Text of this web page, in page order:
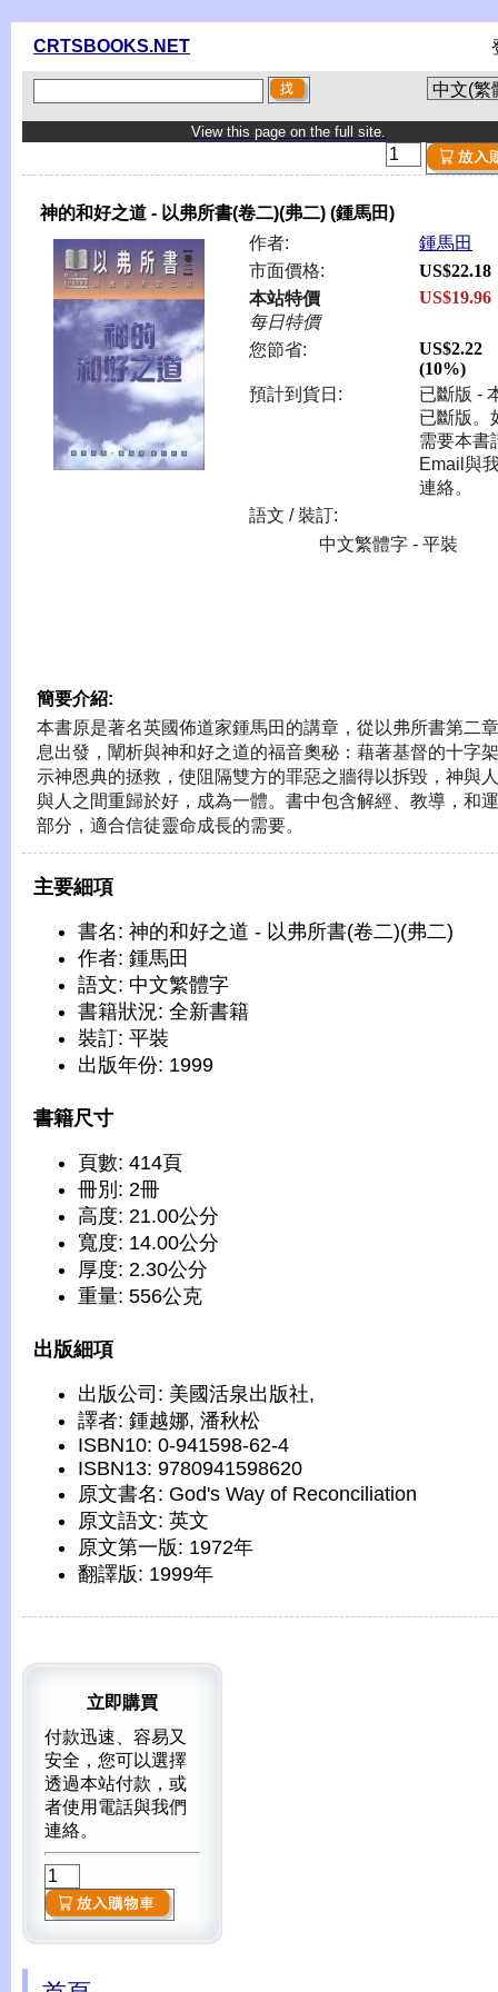
CRTSBOOKS.NET
View this page on the full site.
神的和好之道 - 以弗所書(卷二)(弗二) (鍾馬田)
作者:
鍾馬田
市面價格:
US$22.18
本站特價
每日特價
US$19.96
您節省:
US$2.22
(10%)
預計到貨日:
已斷版 -
已斷版。
需要本書
Email與
連絡。
語文 / 裝訂:
中文繁體字 - 平裝
簡要介紹:
本書原是著名英國佈道家鍾馬田的講章，從以弗所書第二
息出發，闡析與神和好之道的福音奧秘：藉著基督的十字
示神恩典的拯救，使阻隔雙方的罪惡之牆得以拆毀，神與
與人之間重歸於好，成為一體。書中包含解經、教導，和
部分，適合信徒靈命成長的需要。
主要細項
書名: 神的和好之道 - 以弗所書(卷二)(弗二)
作者: 鍾馬田
語文: 中文繁體字
書籍狀況: 全新書籍
裝訂: 平裝
出版年份: 1999
書籍尺寸
頁數: 414頁
冊別: 2冊
高度: 21.00公分
寬度: 14.00公分
厚度: 2.30公分
重量: 556公克
出版細項
出版公司: 美國活泉出版社,
譯者: 鍾越娜, 潘秋松
ISBN10: 0-941598-62-4
ISBN13: 9780941598620
原文書名: God's Way of Reconciliation
原文語文: 英文
原文第一版: 1972年
翻譯版: 1999年
立即購買
付款迅速、容易又
安全，您可以選擇
透過本站付款，或
者使用電話與我們
連絡。